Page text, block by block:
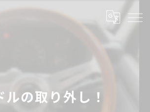
ルの取り外し！